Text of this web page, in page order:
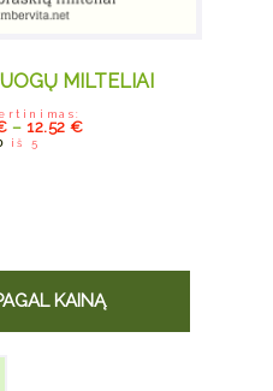
MILTELIAI
iš 5
– 12.52 €
may be
chosen on
the product
KAINĄ